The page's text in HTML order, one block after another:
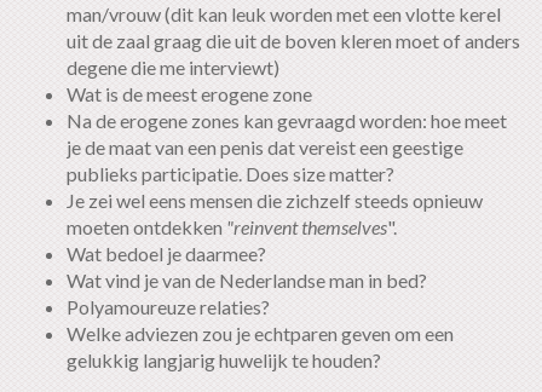
man/vrouw (dit kan leuk worden met een vlotte kerel
uit de zaal graag die uit de boven kleren moet of anders
degene die me interviewt)
Wat is de meest erogene zone
Na de erogene zones kan gevraagd worden: hoe meet
je de maat van een penis dat vereist een geestige
publieks participatie. Does size matter?
Je zei wel eens mensen die zichzelf steeds opnieuw
moeten ontdekken "reinvent themselves".
Wat bedoel je daarmee?
Wat vind je van de Nederlandse man in bed?
Polyamoureuze relaties?
Welke adviezen zou je echtparen geven om een
gelukkig langjarig huwelijk te houden?